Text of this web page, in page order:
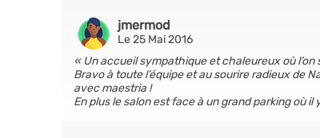
jmermod
Le 25 Mai 2016
Un accueil sympathique et chaleureux où
Bravo à toute l’équipe et au sourire radieux de
avec maestria !
En plus le salon est face à un grand parking où